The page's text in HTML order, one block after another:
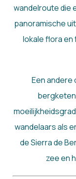
wandelroute die
panoramische
lokale flora
Een andere
wandelaars als
de Sierra de
zee en